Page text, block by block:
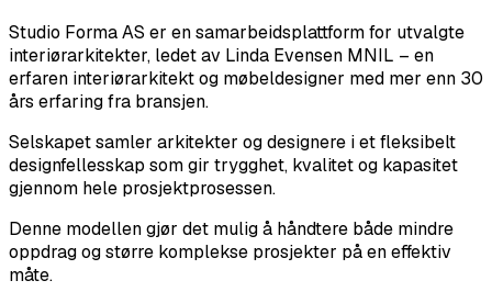
Studio Forma AS er en samarbeidsplattform for utvalgte
interiørarkitekter, ledet av Linda Evensen MNIL – en
erfaren interiørarkitekt og møbeldesigner med mer enn 30
års erfaring fra bransjen.
Selskapet samler arkitekter og designere i et fleksibelt
designfellesskap som gir trygghet, kvalitet og kapasitet
gjennom hele prosjektprosessen.
Denne modellen gjør det mulig å håndtere både mindre
oppdrag og større komplekse prosjekter på en effektiv
måte.